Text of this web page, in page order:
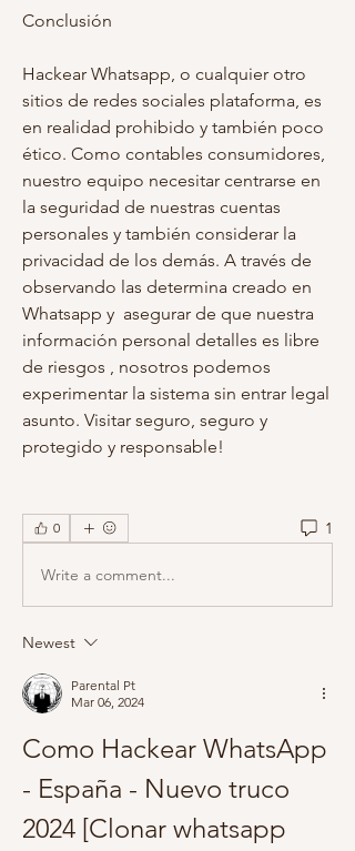
Conclusión
Hackear Whatsapp, o cualquier otro
sitios de redes sociales plataforma, es
en realidad prohibido y también poco
ético. Como contables consumidores,
nuestro equipo necesitar centrarse en
la seguridad de nuestras cuentas
personales y también considerar la
privacidad de los demás. A través de
observando las determina creado en
Whatsapp y  asegurar de que nuestra
información personal detalles es libre
de riesgos , nosotros podemos
experimentar la sistema sin entrar legal
asunto. Visitar seguro, seguro y
protegido y responsable!
0 1
Write a comment...
Newest
Parental Pt
Mar 06, 2024
Como Hackear WhatsApp
- España - Nuevo truco
2024 [Clonar whatsapp